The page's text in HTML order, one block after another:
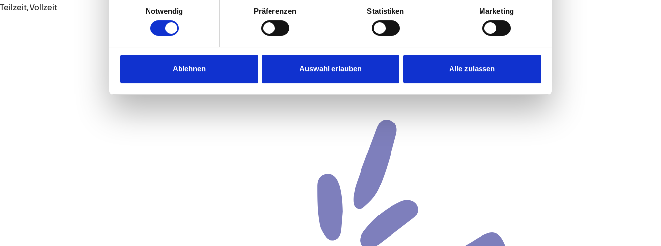
Ihr Gerät durch aktives Scannen nach bestimmten Merkmalen (Fingerprinting) identifizieren
Erfahren Sie mehr darüber, wie Ihre persönlichen Daten verarbeitet werden, und legen Sie Ihre Präferenzen imAbschnitt
Einzelheitenfest.
Wir verwenden Cookies, um Inhalte und Anzeigen zu personalisieren, Funktionen für soziale Medien anbieten zu können
und die Zugriffe auf unsere Website zu analysieren. Außerdem geben wir Informationen zu Ihrer Verwendung unserer
Website an unsere Partner für soziale Medien, Werbung und Analysen weiter. Unsere Partner führen diese Informationen
Notwendig
Präferenzen Statistiken Marketing
Ablehnen Auswahl erlauben Alle zulassen
Teilzeit, Vollzeit